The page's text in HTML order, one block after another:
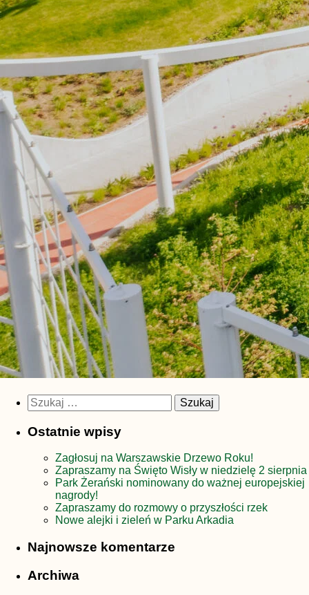
Szukaj:
Ostatnie wpisy
Zagłosuj na Warszawskie Drzewo Roku!
Zapraszamy na Święto Wisły w niedzielę 2 sierpnia
Park Żerański nominowany do ważnej europejskiej
nagrody!
Zapraszamy do rozmowy o przyszłości rzek
Nowe alejki i zieleń w Parku Arkadia
Najnowsze komentarze
Archiwa